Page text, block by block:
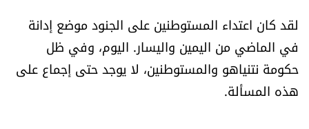
لقد كان اعتداء المستوطنين على الجنود موضع إدانة
في الماضي من اليمين واليسار. اليوم، وفي ظل
حكومة نتنياهو والمستوطنين، لا يوجد حتى إجماع على
هذه المسألة.